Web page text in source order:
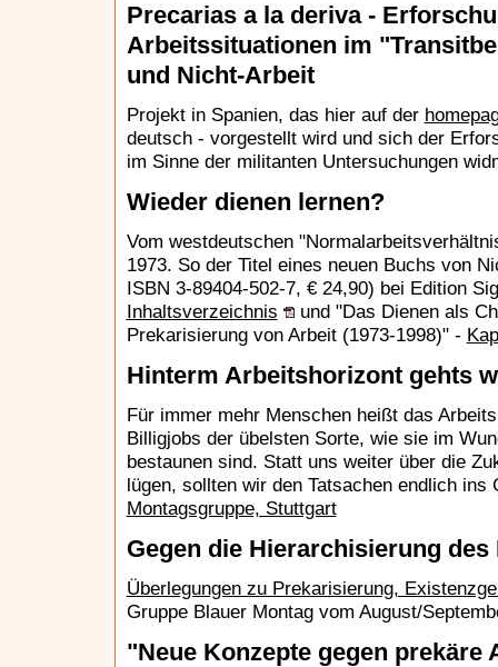
Precarias a la deriva -
Arbeitssituationen im
und Nicht-Arbeit
Projekt in Spanien, das hier auf der
deutsch - vorgestellt wird und sich der
im Sinne der militanten Untersuchungen
Wieder dienen lernen?
Vom westdeutschen
1973. So der Titel eines neuen Buchs von
ISBN 3-89404-502-7, € 24,90) bei Edition
Inhaltsverzeichnis
und "Das Dienen als
Prekarisierung von Arbeit (1973-1998)" -
Hinterm Arbeitshorizont gehts
Für immer mehr Menschen heißt das
Billigjobs der übelsten Sorte, wie sie im
bestaunen sind. Statt uns weiter über die
lügen, sollten wir den Tatsachen endlich
Montagsgruppe, Stuttgart
Gegen die Hierarchisierung des
Überlegungen zu Prekarisierung,
Gruppe Blauer Montag vom August/
"Neue Konzepte gegen prekäre